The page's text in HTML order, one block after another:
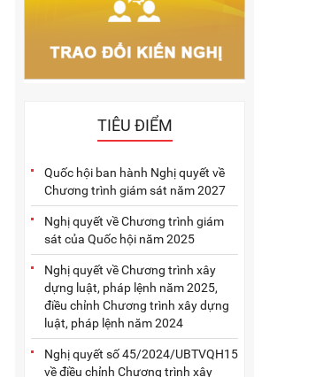
TIÊU ĐIỂM
Quốc hội ban hành Nghị quyết về
Chương trình giám sát năm 2027
Nghị quyết về Chương trình giám
sát của Quốc hội năm 2025
Nghị quyết về Chương trình xây
dựng luật, pháp lệnh năm 2025,
điều chỉnh Chương trình xây dựng
luật, pháp lệnh năm 2024
Nghị quyết số 45/2024/UBTVQH15
về điều chỉnh Chương trình xây